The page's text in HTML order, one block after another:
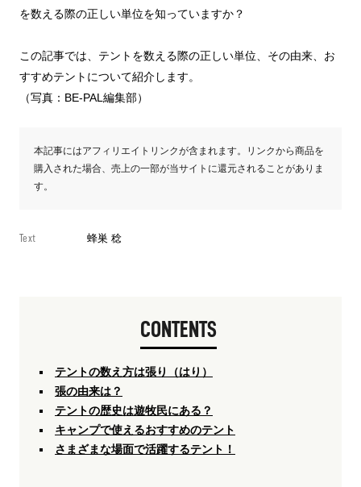
を数える際の正しい単位を知っていますか？
この記事では、テントを数える際の正しい単位、その由来、お
すすめテントについて紹介します。
（写真：BE-PAL編集部）
本記事にはアフィリエイトリンクが含まれます。リンクから商品を
購入された場合、売上の一部が当サイトに還元されることがありま
す。
Text 蜂巣 稔
CONTENTS
テントの数え方は張り（はり）
張の由来は？
テントの歴史は遊牧民にある？
キャンプで使えるおすすめのテント
さまざまな場面で活躍するテント！